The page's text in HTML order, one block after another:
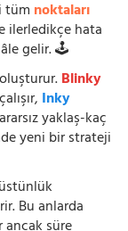
tüm noktaları
ilerledikçe hata
gelir. 🕹️
oluşturur.Blinky
Inky
yaklaş-kaç
yeni bir strateji
Bu anlarda